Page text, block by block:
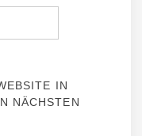
IN
NÄCHSTEN